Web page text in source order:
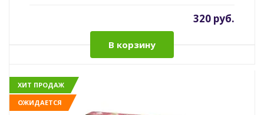
320 руб.
В корзину
ХИТ ПРОДАЖ
ОЖИДАЕТСЯ